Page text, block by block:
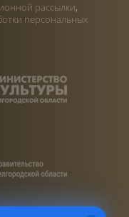
рассылки,
персональных